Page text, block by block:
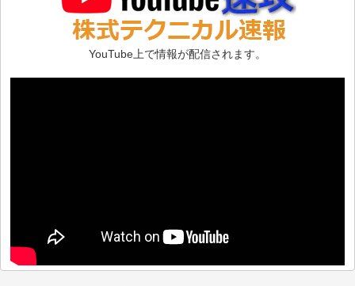
YouTube上で情報が配信されます。